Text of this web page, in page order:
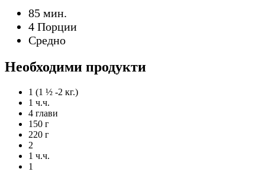
85 мин.
4 Порции
Средно
Необходими продукти
1 (1 ½ -2 кг.)
1 ч.ч.
4 глави
150 г
220 г
2
1 ч.ч.
1